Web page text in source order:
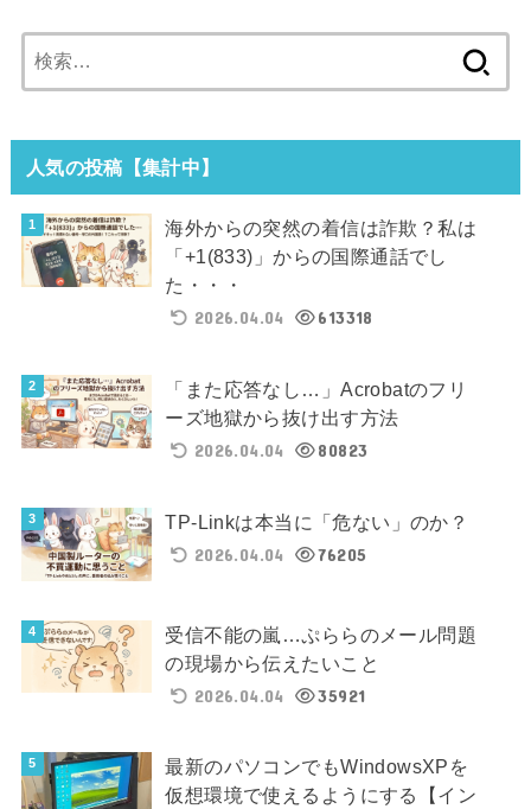
索:
人気の投稿【集計中】
海外からの突然の着信は詐欺？私は
「+1(833)」からの国際通話でし
た・・・
2026.04.04
613318
「また応答なし…」Acrobatのフリ
ーズ地獄から抜け出す方法
2026.04.04
80823
TP-Linkは本当に「危ない」のか？
2026.04.04
76205
受信不能の嵐…ぷららのメール問題
の現場から伝えたいこと
2026.04.04
35921
最新のパソコンでもWindowsXPを
仮想環境で使えるようにする【イン